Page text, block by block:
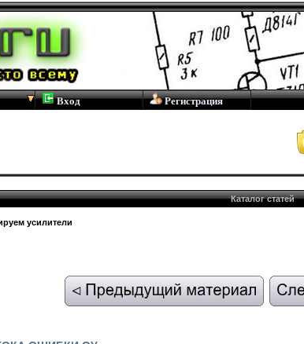
Вход Регистрация
Каталог статей
усилители